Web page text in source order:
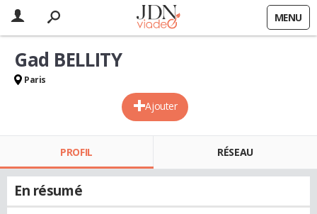
MENU
Ajouter
Gad BELLITY
Paris
PROFIL RÉSEAU
En résumé